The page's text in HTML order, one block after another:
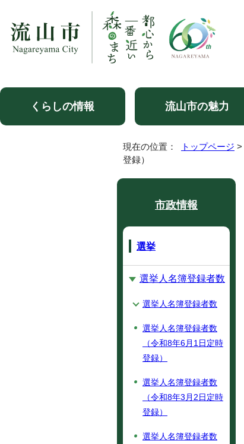
くらしの情報 流山市の魅力
現在の位置： トップページ >
登録）
市政情報
選挙
選挙人名簿登録者数
選挙人名簿登録者数
選挙人名簿登録者数
（令和8年6月1日定時
登録）
選挙人名簿登録者数
（令和8年3月2日定時
登録）
選挙人名簿登録者数